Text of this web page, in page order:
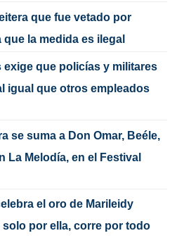
que fue vetado por
la medida es ilegal
exige que policías y militares
igual que otros empleados
se suma a Don Omar, Beéle,
La Melodía, en el Festival
el oro de Marileidy
solo por ella, corre por todo